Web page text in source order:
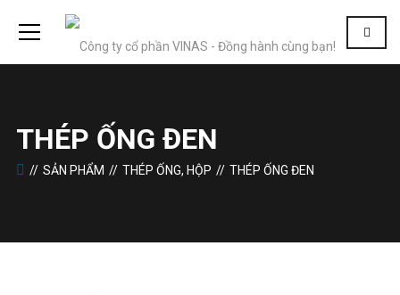
THÉP ỐNG ĐEN
SẢN PHẨM THÉP ỐNG, HỘP THÉP ỐNG ĐEN